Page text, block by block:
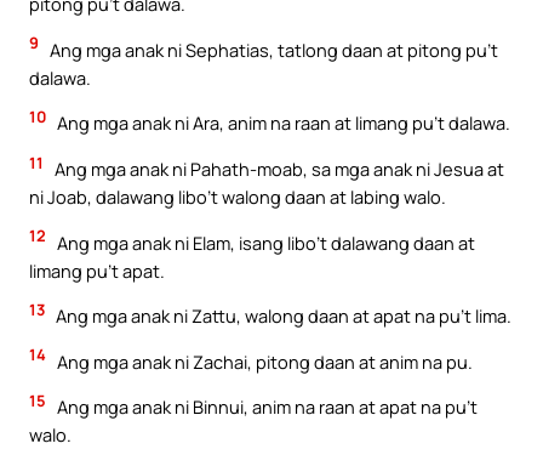
9 Ang mga anak ni Sephatias, tatlong daan at pitong pu’t
dalawa.
10 Ang mga anak ni Ara, anim na raan at limang pu’t dalawa.
11
Ang mga anak ni Pahath-moab, sa mga anak ni Jesua at
ni Joab, dalawang libo’t walong daan at labing walo.
12 Ang mga anak ni Elam, isang libo’t dalawang daan at
limang pu’t apat.
13 Ang mga anak ni Zattu, walong daan at apat na pu’t lima.
14 Ang mga anak ni Zachai, pitong daan at anim na pu.
15 Ang mga anak ni Binnui, anim na raan at apat na pu’t
walo.